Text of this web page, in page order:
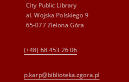
City Public Library
al. Wojska Polskiego 9
65-077 Zielona Góra
(+48) 68 453 26 06
p.karp@biblioteka.zgora.pl